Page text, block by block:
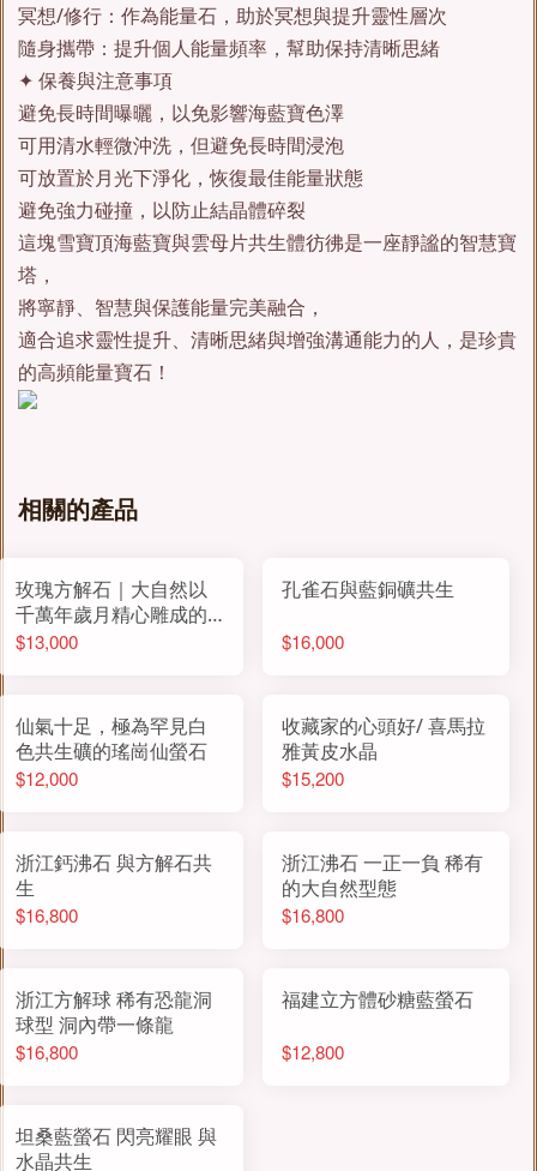
冥想/修行：作為能量石，助於冥想與提升靈性層次
隨身攜帶：提升個人能量頻率，幫助保持清晰思緒
✦ 保養與注意事項
避免長時間曝曬，以免影響海藍寶色澤
可用清水輕微沖洗，但避免長時間浸泡
可放置於月光下淨化，恢復最佳能量狀態
避免強力碰撞，以防止結晶體碎裂
這塊雪寶頂海藍寶與雲母片共生體彷彿是一座靜謐的智慧寶
塔，
將寧靜、智慧與保護能量完美融合，
適合追求靈性提升、清晰思緒與增強溝通能力的人，是珍貴
的高頻能量寶石！
相關的產品
玫瑰方解石｜大自然以
千萬年歲月精心雕成的
「白玫瑰」
$13,000
孔雀石與藍銅礦共生
$16,000
仙氣十足，極為罕見白
色共生礦的瑤崗仙螢石
$12,000
收藏家的心頭好/ 喜馬拉
雅黃皮水晶
$15,200
浙江鈣沸石 與方解石共
生
$16,800
浙江沸石 一正一負 稀有
的大自然型態
$16,800
浙江方解球 稀有恐龍洞
球型 洞內帶一條龍
$16,800
福建立方體砂糖藍螢石
$12,800
坦桑藍螢石 閃亮耀眼 與
水晶共生